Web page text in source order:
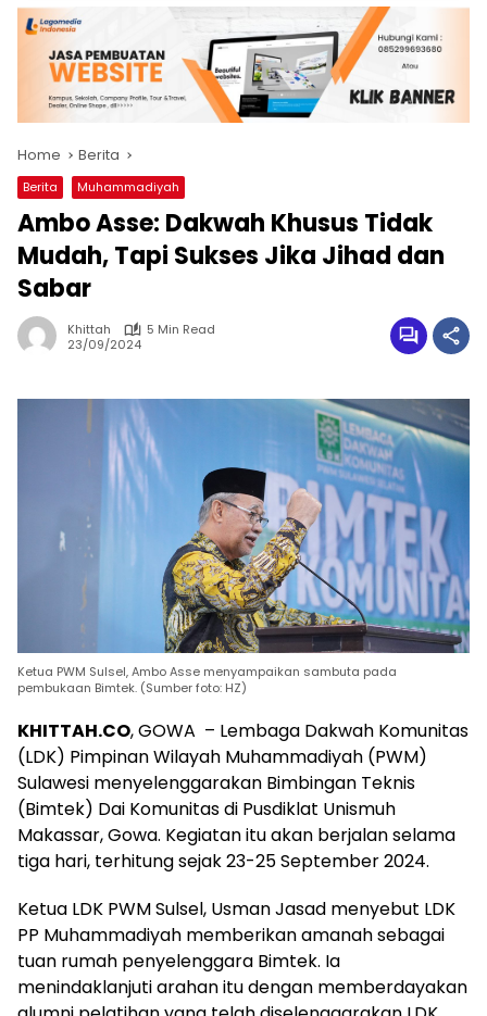
Home Berita
Berita Muhammadiyah
Ambo Asse: Dakwah Khusus Tidak
Mudah, Tapi Sukses Jika Jihad dan
Sabar
Khittah
5 Min Read
23/09/2024
Ketua PWM Sulsel, Ambo Asse menyampaikan sambuta pada
pembukaan Bimtek. (Sumber foto: HZ)
KHITTAH.CO, GOWA – Lembaga Dakwah Komunitas
(LDK) Pimpinan Wilayah Muhammadiyah (PWM)
Sulawesi menyelenggarakan Bimbingan Teknis
(Bimtek) Dai Komunitas di Pusdiklat Unismuh
Makassar, Gowa. Kegiatan itu akan berjalan selama
tiga hari, terhitung sejak 23-25 September 2024.
Ketua LDK PWM Sulsel, Usman Jasad menyebut LDK
PP Muhammadiyah memberikan amanah sebagai
tuan rumah penyelenggara Bimtek. Ia
menindaklanjuti arahan itu dengan memberdayakan